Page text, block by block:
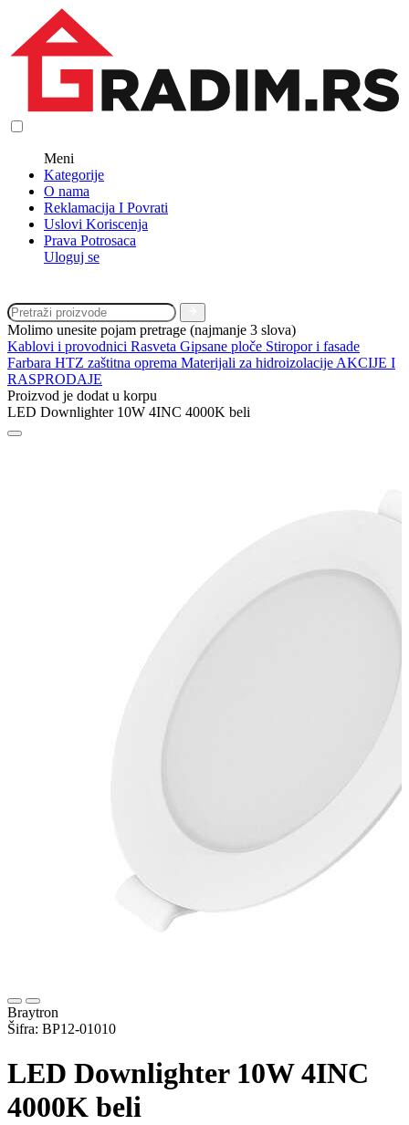
Meni
Kategorije
O nama
Reklamacija I Povrati
Uslovi Koriscenja
Prava Potrosaca
Uloguj se
Molimo unesite pojam pretrage (najmanje 3 slova)
Kablovi i provodnici Rasveta Gipsane ploče Stiropor i fasade
Farbara HTZ zaštitna oprema Materijali za hidroizolacije AKCIJE I
RASPRODAJE
Proizvod je dodat u korpu
LED Downlighter 10W 4INC 4000K beli
Braytron
Šifra: BP12-01010
LED Downlighter 10W 4INC
4000K beli